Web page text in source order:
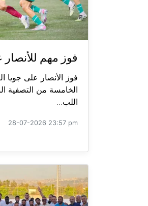
فوز مهم
الخامسة من التصفية
اللب...
28-07-2026 23:57 pm